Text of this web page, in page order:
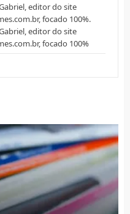
editor do site
focado 100%.
editor do site
focado 100%